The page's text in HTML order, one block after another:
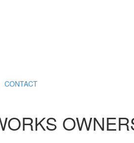
CONTACT